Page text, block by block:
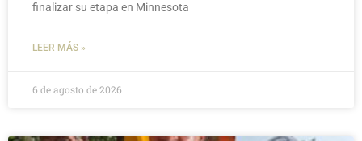
finalizar su etapa en Minnesota
LEER MÁS »
6 de agosto de 2026